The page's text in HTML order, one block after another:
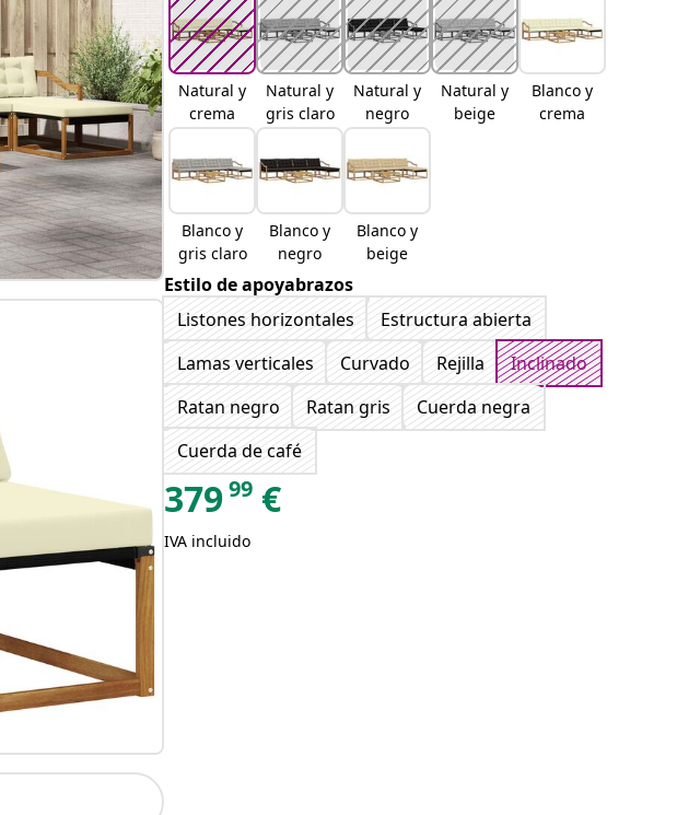
Natural y
crema
Natural y
gris claro
Natural y
negro
Natural y
beige
Blanco y
crema
Blanco y
gris claro
Blanco y
negro
Blanco y
beige
Estilo de apoyabrazos
Listones horizontales
Estructura abierta
Lamas verticales
Curvado Rejilla
Inclinado
Ratan negro
Ratan gris
Cuerda negra
Cuerda de café
37999 €
IVA incluido